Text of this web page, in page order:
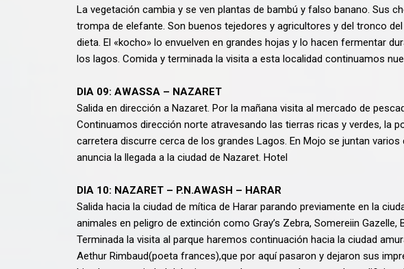
La vegetación cambia y se ven plantas de bambú y falso banano. Sus
trompa de elefante. Son buenos tejedores y agricultores y del tronco
dieta. El «kocho» lo envuelven en grandes hojas y lo hacen fermentar
los lagos. Comida y terminada la visita a esta localidad continuamos
DIA 09: AWASSA – NAZARET
Salida en dirección a Nazaret. Por la mañana visita al mercado de
Continuamos dirección norte atravesando las tierras ricas y verdes, la
carretera discurre cerca de los grandes Lagos. En Mojo se juntan
anuncia la llegada a la ciudad de Nazaret. Hotel
DIA 10: NAZARET – P.N.AWASH – HARAR
Salida hacia la ciudad de mítica de Harar parando previamente en la
animales en peligro de extinción como Gray’s Zebra, Somereiin Gazelle,
Terminada la visita al parque haremos continuación hacia la ciudad
Aethur Rimbaud(poeta frances),que por aquí pasaron y dejaron sus